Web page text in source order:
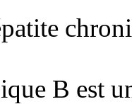
B est